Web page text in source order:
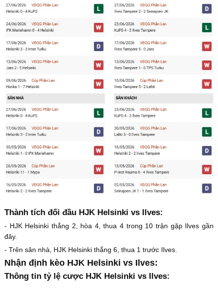
Thành tích đối đầu HJK Helsinki vs Ilves:
- HJK Helsinki thắng 2, hòa 4, thua 4 trong 10 trận gặp Ilves gần
đây.
- Trên sân nhà, HJK Helsinki thắng 6, thua 1 trước Ilves.
Nhận định kèo HJK Helsinki vs Ilves:
Thông tin tỷ lệ cược HJK Helsinki vs Ilves: